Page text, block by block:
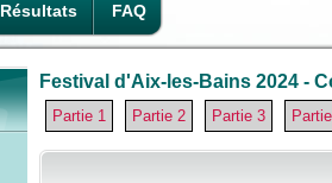
Résultats FAQ
Festival d'Aix-les-Bains 2024 -
Partie 1 Partie 2 Partie 3